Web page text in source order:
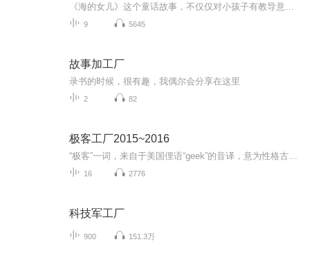
9 5645
故事加工厂
录书的时候，很有趣，我偶尔会分享在这里
2 82
极客工厂2015~2016
16 2776
科技军工厂
900 151.3万